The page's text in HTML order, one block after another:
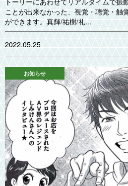
ことが出来なかった、視覚・聴覚・触
ができます。真輝/祐樹/礼...
2022.05.25
お知らせ